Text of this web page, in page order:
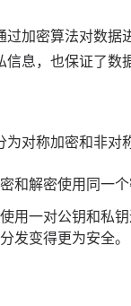
过加密算法对数据
息，也保证了数
对称加密和非对
和解密使用同一
用一对公钥和私
发变得更为安全。